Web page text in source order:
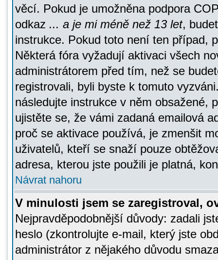
věcí. Pokud je umožněna podpora
odkaz ... a je mi méně než 13 let,
instrukce. Pokud toto není ten případ,
Některá fóra vyžadují aktivaci všech
administrátorem před tím, než se
registrovali, byli byste k tomuto
následujte instrukce v něm obsažené,
ujistěte se, že vámi zadaná emailová
proč se aktivace používá, je zmenšit
uživatelů, kteří se snaží pouze
adresa, kterou jste použili je platná,
Návrat nahoru
V minulosti jsem se zaregistroval,
Nejpravděpodobnější důvody: zadali
heslo (zkontrolujte e-mail, který jste
administrátor z nějakého důvodu